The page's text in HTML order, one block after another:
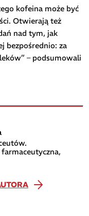
kofeina może być
Otwierają też
nad tym, jak
bezpośrednio: za
– podsumowali